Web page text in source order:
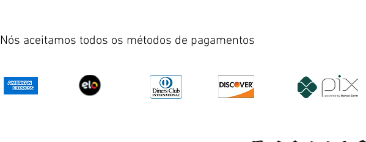
Nós aceitamos todos os métodos de pagamentos